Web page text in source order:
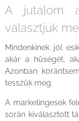
A jutalom
választjuk
Mindenkinek jól
akár a hűségét,
Azonban
tesszük meg.
A marketingesek
során kiválasztott